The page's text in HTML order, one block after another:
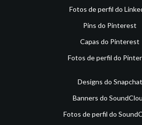
Fotos de perfil do
Pins do Pinterest
Capas do Pinterest
Fotos de perfil do
Designs do Snapchat
Banners do
Fotos de perfil do